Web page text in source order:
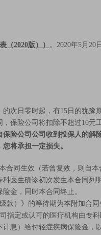
（2020版）） 。2020年5月20
次日零时起，有15日的犹
保险公司将扣除不超过10元
保险公司公司收到投保人的解
将承担一定损失。
同生效（若曾复效，则自
医生确诊初次发生本合同列
金，同时本合同终止。
款）》的等待期为本附加合
指定或认可的医疗机构由专
息）给付轻症疾病保险金，